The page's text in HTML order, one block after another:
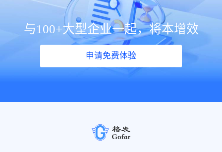
与100+大型企业一起，将本增效
申请免费体验